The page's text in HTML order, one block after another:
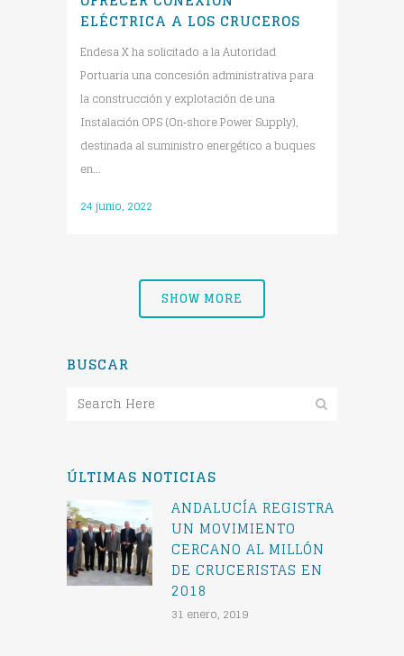
ELÉCTRICA A LOS CRUCEROS
Endesa X ha solicitado a la Autoridad
Portuaria una concesión administrativa para
la construcción y explotación de una
Instalación OPS (On‐shore Power Supply),
destinada al suministro energético a buques
en...
24 junio, 2022
SHOW MORE
BUSCAR
ÚLTIMAS NOTICIAS
ANDALUCÍA REGISTRA
UN MOVIMIENTO
CERCANO AL MILLÓN
DE CRUCERISTAS EN
2018
31 enero, 2019